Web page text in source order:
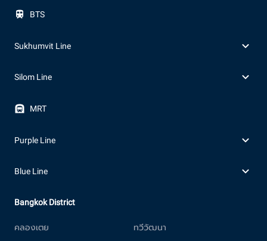
BTS
Sukhumvit Line
Silom Line
MRT
Purple Line
Blue Line
Bangkok District
คลองเตย
ทวีวัฒนา